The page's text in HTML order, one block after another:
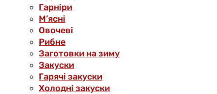
Гарніри
М’ясні
Овочеві
Рибне
Заготовки на зиму
Закуски
Гарячі закуски
Холодні закуски